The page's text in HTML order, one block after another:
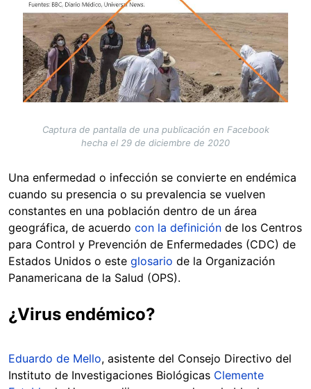
Captura de pantalla de una publicación en Facebook
hecha el 29 de diciembre de 2020
Una enfermedad o infección se convierte en endémica
cuando su presencia o su prevalencia se vuelven
constantes en una población dentro de un área
geográfica, de acuerdo con la definición de los Centros
para Control y Prevención de Enfermedades (CDC) de
Estados Unidos o este glosario de la Organización
Panamericana de la Salud (OPS).
¿Virus endémico?
Eduardo de Mello, asistente del Consejo Directivo del
Instituto de Investigaciones Biológicas Clemente